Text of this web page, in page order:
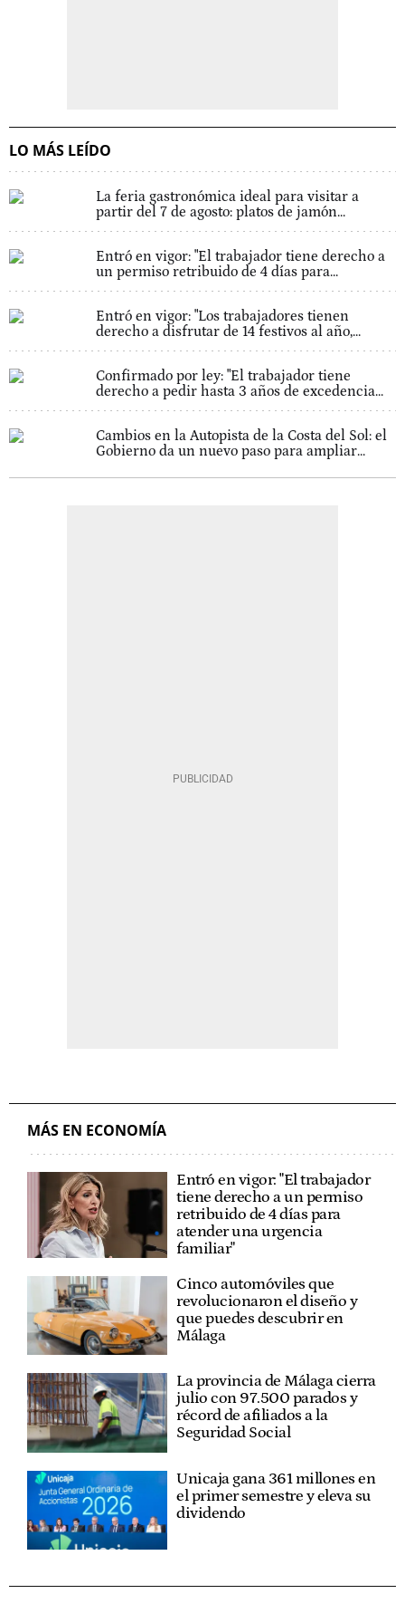
LO MÁS LEÍDO
La feria gastronómica ideal para visitar a
partir del 7 de agosto: platos de jamón...
Entró en vigor: "El trabajador tiene derecho a
un permiso retribuido de 4 días para...
Entró en vigor: "Los trabajadores tienen
derecho a disfrutar de 14 festivos al año,...
Confirmado por ley: "El trabajador tiene
derecho a pedir hasta 3 años de excedencia...
Cambios en la Autopista de la Costa del Sol: el
Gobierno da un nuevo paso para ampliar...
MÁS EN ECONOMÍA
Entró en vigor: "El trabajador
tiene derecho a un permiso
retribuido de 4 días para
atender una urgencia
familiar"
Cinco automóviles que
revolucionaron el diseño y
que puedes descubrir en
Málaga
La provincia de Málaga cierra
julio con 97.500 parados y
récord de afiliados a la
Seguridad Social
Unicaja gana 361 millones en
el primer semestre y eleva su
dividendo